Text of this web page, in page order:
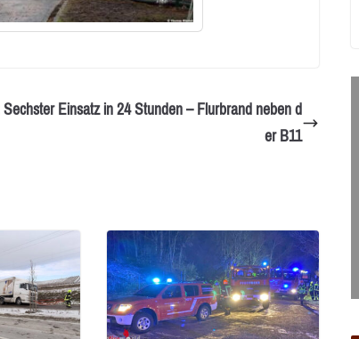
Einsatz in 24 Stunden – Flurbrand neben d
er B11